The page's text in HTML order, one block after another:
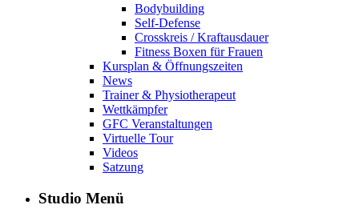
Bodybuilding
Self-Defense
Crosskreis / Kraftausdauer
Fitness Boxen für Frauen
Kursplan & Öffnungszeiten
News
Trainer & Physiotherapeut
Wettkämpfer
GFC Veranstaltungen
Virtuelle Tour
Videos
Satzung
Studio Menü